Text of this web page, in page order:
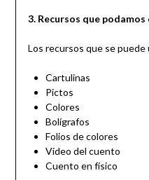
3. Recursos que
Los recursos que se puede
Cartulinas
Pictos
Colores
Bolígrafos
Folios de colores
Video del cuento
Cuento en físico